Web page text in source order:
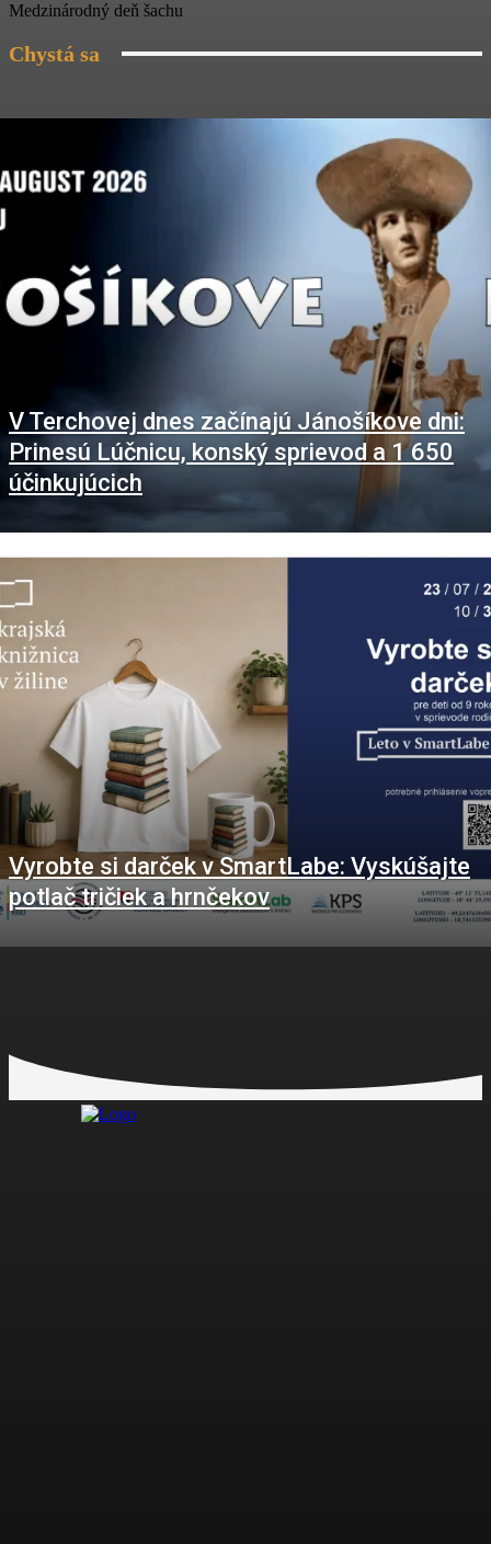
Medzinárodný deň šachu
Chystá sa
V Terchovej dnes začínajú Jánošíkove dni:
Prinesú Lúčnicu, konský sprievod a 1 650
účinkujúcich
Vyrobte si darček v SmartLabe: Vyskúšajte
potlač tričiek a hrnčekov